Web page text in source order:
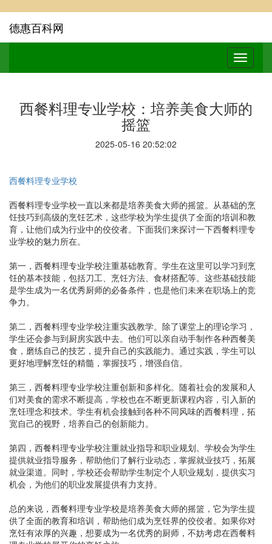
德惠百科网
西餐料理专业学校：培养美食大师的
摇篮
2025-05-16 20:52:02
西餐料理专业学校
西餐料理专业学校一直以来都是培养美食大师的摇篮。从基础的烹
饪技巧到高级的烹饪艺术，这些学校为学生提供了全面的培训和教
育，让他们成为行业中的佼佼者。下面我们来探讨一下西餐料理专
业学校的魅力所在。
第一，西餐料理专业学校注重基础教育。学生在这里可以学习到烹
饪的基本技能，包括刀工、烹饪方法、食材搭配等。这些基础技能
是学生成为一名优秀厨师的必备条件，也是他们未来在职场上的竞
争力。
第二，西餐料理专业学校注重实践教学。除了课堂上的理论学习，
学生还会参与到厨房实践中去。他们可以亲自动手制作各种西餐美
食，磨练自己的技艺，提升自己的实践能力。通过实践，学生可以
更好地理解烹饪的精髓，掌握技巧，增强自信。
第三，西餐料理专业学校注重创新和多样化。随着社会的发展和人
们对美食的需求不断提高，学校也在不断更新课程内容，引入新的
烹饪理念和技术。学生有机会接触到各种不同风味的西餐料理，拓
宽自己的视野，培养自己的创新能力。
第四，西餐料理专业学校注重就业指导和职业规划。学校会为学生
提供就业指导服务，帮助他们了解行业动态，掌握就业技巧，拓展
就业渠道。同时，学校还会帮助学生制定个人职业规划，提供实习
机会，为他们的职业发展提供有力支持。
总的来说，西餐料理专业学校是培养美食大师的摇篮，它为学生提
供了全面的教育和培训，帮助他们成为烹饪界的佼佼者。如果你对
烹饪有浓厚的兴趣，想要成为一名优秀的厨师，不妨考虑在西餐料